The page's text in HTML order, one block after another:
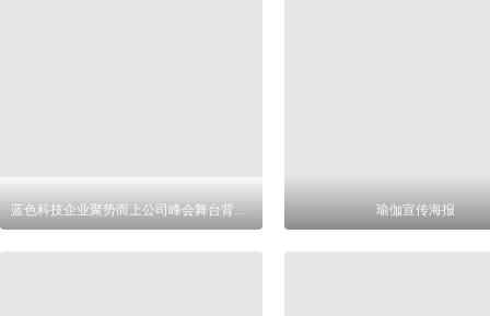
蓝色科技企业聚势而上公司峰会舞台背景展板 瑜伽宣传海报